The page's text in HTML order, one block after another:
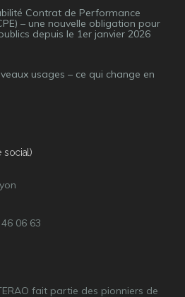
Contrat de Performance
– une nouvelle obligation pour
depuis le 1er janvier 2026
usages – ce qui change en
social)
06 63
fait partie des pionniers de